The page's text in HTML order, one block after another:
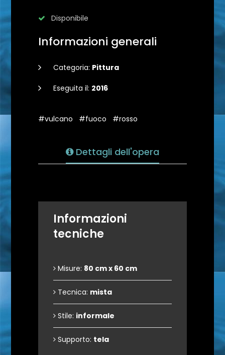
Disponibile
Informazioni generali
Categoria: Pittura
Eseguita il: 2016
#vulcano #fuoco #rosso
Dettagli dell'opera
Informazioni
tecniche
Misure: 80 cm x 60 cm
Tecnica: mista
Stile: informale
Supporto: tela